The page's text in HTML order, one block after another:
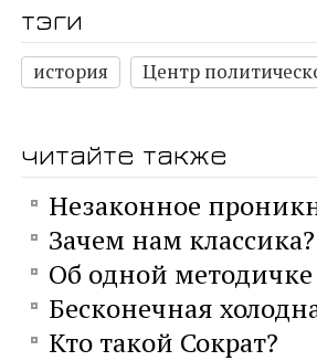
тэги
история Центр
читайте также
Незаконное
Зачем нам классика?
Об одной
Бесконечная
Кто такой Сократ?